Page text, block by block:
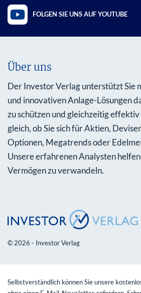
FOLGEN SIE UNS AUF YOUTUBE
Über uns
Der Investor Verlag unterstützt Sie
und innovativen Anlage-Lösungen
zu schützen und gleichzeitig
gleich, ob Sie sich für Aktien,
Optionen, Megatrends oder
Unsere erfahrenen Analysten
Vermögen zu verwandeln.
© 2026 - Investor Verlag
Selbstverständlich können Sie unsere